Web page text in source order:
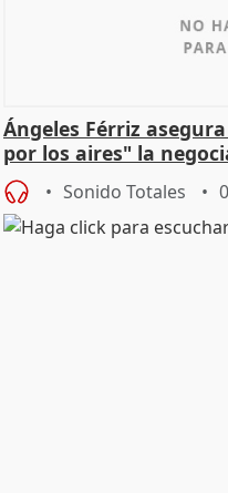
Ángeles Férriz
por los aires" la
SMA
Sonido Totales